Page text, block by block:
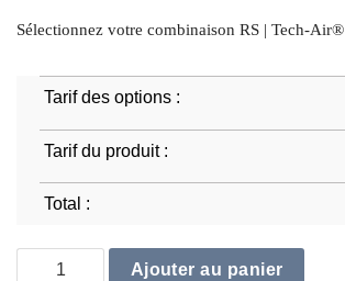
Sélectionnez votre combinaison RS | Tech-Air®
Tarif des options :
Tarif du produit :
Total :
quantité de RS | Tech-Air® - Pro
Ajouter au panier